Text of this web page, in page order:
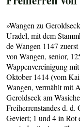
»Wangen zu
Uradel, mit dem
de Wangen 1147
von Wangen, senior,
Wappenvereinigung
Oktober 1414 (vom
Wangen, vermählt mit
Geroldseck am
Freiherrenstandes d.
Geviert; 1 und 4 in Rot